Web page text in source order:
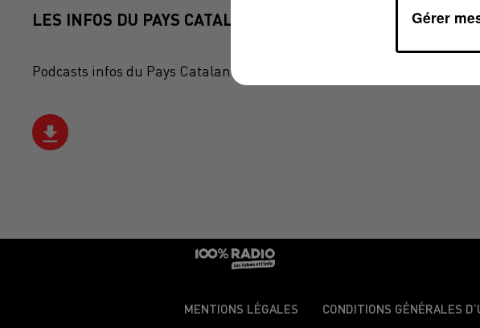
LES INFOS DU PAYS CATALAN DU 21/02/2025 À 14H00
Podcasts infos du Pays Catalan
MENTIONS LÉGALES CONDITIONS GÉNÉRALES
Gérer